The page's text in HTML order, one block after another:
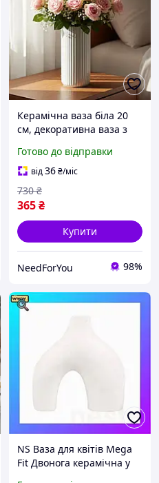
Керамічна ваза біла 20
см, декоративна ваза з
для інтер'єру та квітів
Готово до відправки
від36₴/міс
365₴
730 ₴
Купити
NeedForYou 98%
NS Ваза для квітів Mega
Fit Двонога керамічна у